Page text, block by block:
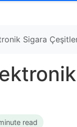
Sigara
read